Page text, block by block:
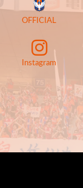
OFFICIAL
Instagram